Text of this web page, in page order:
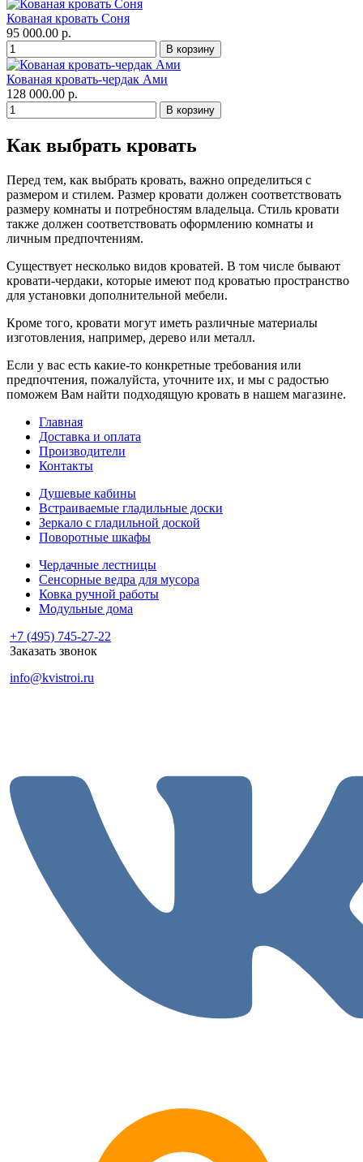
Кованая кровать Соня
95 000.00 р.
Кованая кровать-чердак Ами
128 000.00 р.
Как выбрать кровать
Перед тем, как выбрать кровать, важно определиться с
размером и стилем. Размер кровати должен соответствовать
размеру комнаты и потребностям владельца. Стиль кровати
также должен соответствовать оформлению комнаты и
личным предпочтениям.
Существует несколько видов кроватей. В том числе бывают
кровати-чердаки, которые имеют под кроватью пространство
для установки дополнительной мебели.
Кроме того, кровати могут иметь различные материалы
изготовления, например, дерево или металл.
Если у вас есть какие-то конкретные требования или
предпочтения, пожалуйста, уточните их, и мы с радостью
поможем Вам найти подходящую кровать в нашем магазине.
Главная
Доставка и оплата
Производители
Контакты
Душевые кабины
Встраиваемые гладильные доски
Зеркало с гладильной доской
Поворотные шкафы
Чердачные лестницы
Сенсорные ведра для мусора
Ковка ручной работы
Модульные дома
+7 (495) 745-27-22
Заказать звонок
info@kvistroi.ru